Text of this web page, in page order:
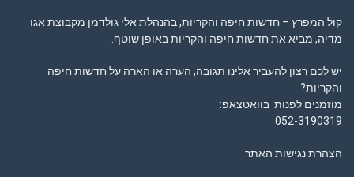
קול המפרץ – חדשות חיפה והקריות, בהנהלת אלי גולדמן מקבוצת אגו
מדיה, מביא את חדשות חיפה והקריות באופן שוטף.
יש לכם רצון להעביר אלינו תגובה, הערה או הארה על חדשות חיפה
והקריות?
מוזמנים לפנות בוואטצאפ:
052-3190319
הצהרת נגישות האתר